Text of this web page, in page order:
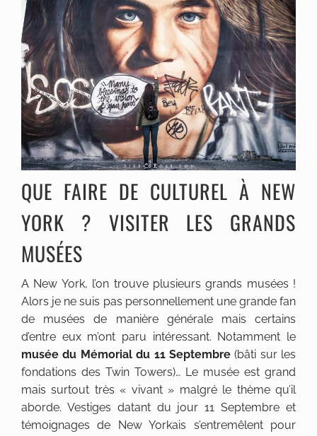
QUE FAIRE DE CULTUREL À NEW
YORK ? VISITER LES GRANDS
MUSÉES
A New York, l’on trouve plusieurs grands musées !
Alors je ne suis pas personnellement une grande fan
de musées de manière générale mais certains
d’entre eux m’ont paru intéressant. Notamment le
musée du Mémorial du 11 Septembre(bâti sur les
fondations des Twin Towers)… Le musée est grand
mais surtout très « vivant » malgré le thème qu’il
aborde. Vestiges datant du jour 11 Septembre et
témoignages de New Yorkais s’entremêlent pour